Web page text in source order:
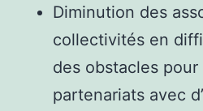
Diminution des
collectivités en
des obstacles
partenariats avec